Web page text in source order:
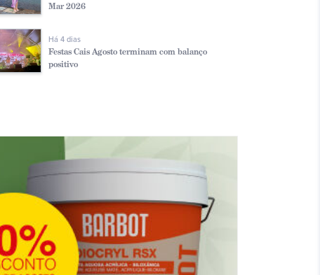
Mar 2026
Há 4 dias
Festas Cais Agosto terminam com balanço
positivo